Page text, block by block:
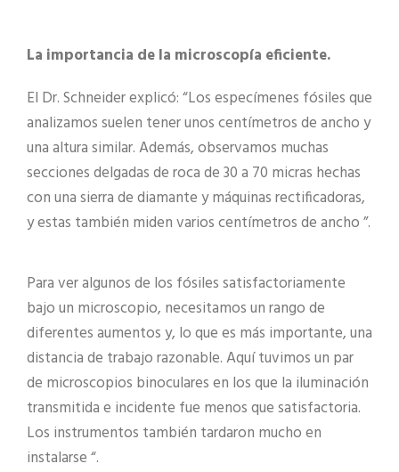
La importancia de la microscopía eficiente.
El Dr. Schneider explicó: “Los especímenes fósiles que
analizamos suelen tener unos centímetros de ancho y
una altura similar. Además, observamos muchas
secciones delgadas de roca de 30 a 70 micras hechas
con una sierra de diamante y máquinas rectificadoras,
y estas también miden varios centímetros de ancho ”.
Para ver algunos de los fósiles satisfactoriamente
bajo un microscopio, necesitamos un rango de
diferentes aumentos y, lo que es más importante, una
distancia de trabajo razonable. Aquí tuvimos un par
de microscopios binoculares en los que la iluminación
transmitida e incidente fue menos que satisfactoria.
Los instrumentos también tardaron mucho en
instalarse “.